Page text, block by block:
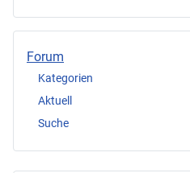
Forum
Kategorien
Aktuell
Suche